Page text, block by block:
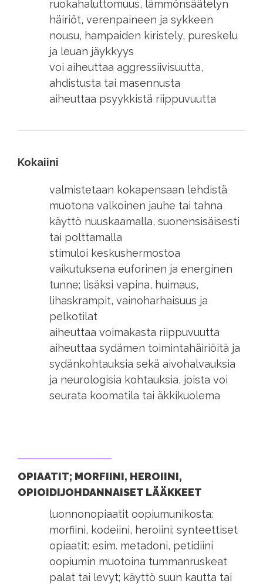
ruokahaluttomuus, lämmönsäätelyn
häiriöt, verenpaineen ja sykkeen
nousu, hampaiden kiristely, pureskelu
ja leuan jäykkyys
voi aiheuttaa aggressiivisuutta,
ahdistusta tai masennusta
aiheuttaa psyykkistä riippuvuutta
Kokaiini
valmistetaan kokapensaan lehdistä
muotona valkoinen jauhe tai tahna
käyttö nuuskaamalla, suonensisäisesti
tai polttamalla
stimuloi keskushermostoa
vaikutuksena euforinen ja energinen
tunne; lisäksi vapina, huimaus,
lihaskrampit, vainoharhaisuus ja
pelkotilat
aiheuttaa voimakasta riippuvuutta
aiheuttaa sydämen toimintahäiriöitä ja
sydänkohtauksia sekä aivohalvauksia
ja neurologisia kohtauksia, joista voi
seurata koomatila tai äkkikuolema
OPIAATIT; MORFIINI, HEROIINI,
OPIOIDIJOHDANNAISET LÄÄKKEET
luonnonopiaatit oopiumunikosta:
morfiini, kodeiini, heroiini; synteettiset
opiaatit: esim. metadoni, petidiini
oopiumin muotoina tummanruskeat
palat tai levyt; käyttö suun kautta tai